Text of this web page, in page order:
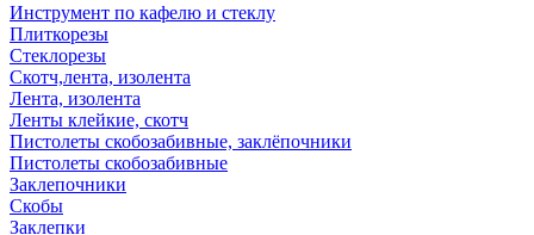
Инструмент по кафелю и стеклу
Плиткорезы
Стеклорезы
Скотч,лента, изолента
Лента, изолента
Ленты клейкие, скотч
Пистолеты скобозабивные, заклёпочники
Пистолеты скобозабивные
Заклепочники
Скобы
Заклепки